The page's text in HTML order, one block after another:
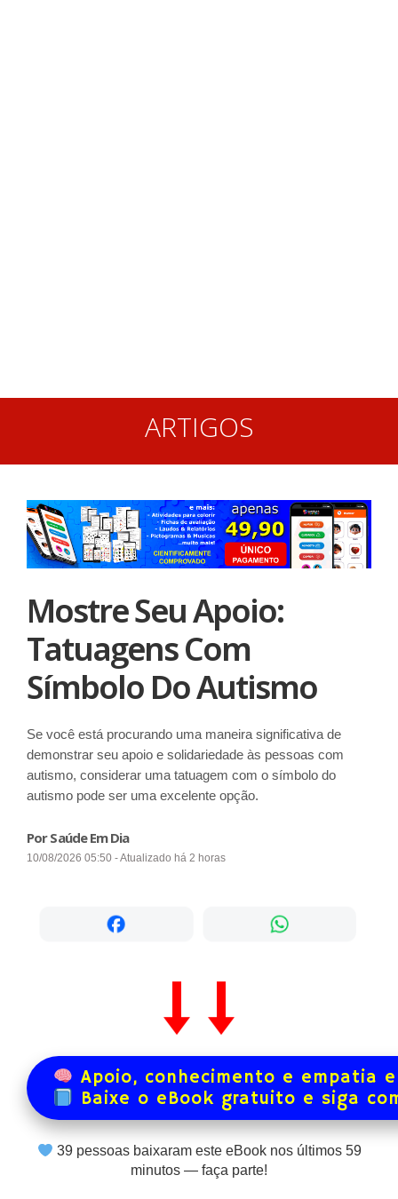
ARTIGOS
Mostre Seu Apoio:
Tatuagens Com
Símbolo Do Autismo
Se você está procurando uma maneira significativa de
demonstrar seu apoio e solidariedade às pessoas com
autismo, considerar uma tatuagem com o símbolo do
autismo pode ser uma excelente opção.
Por Saúde Em Dia
10/08/2026 05:50 - Atualizado há 2 horas
Apoio, conhecimento e empatia
Baixe o eBook gratuito e siga
39pessoas baixaram este eBook nos últimos 59
minutos — faça parte!